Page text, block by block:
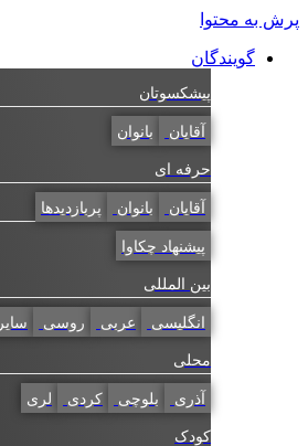
پرش به محتوا
گویندگان
پیشکسوتان
آقایان بانوان
حرفه ای
آقایان بانوان پربازدیدها
پیشنهاد چکاوا
بین المللی
انگلیسی عربی روسی سایر
محلی
آذری بلوچی کردی لری
کودک